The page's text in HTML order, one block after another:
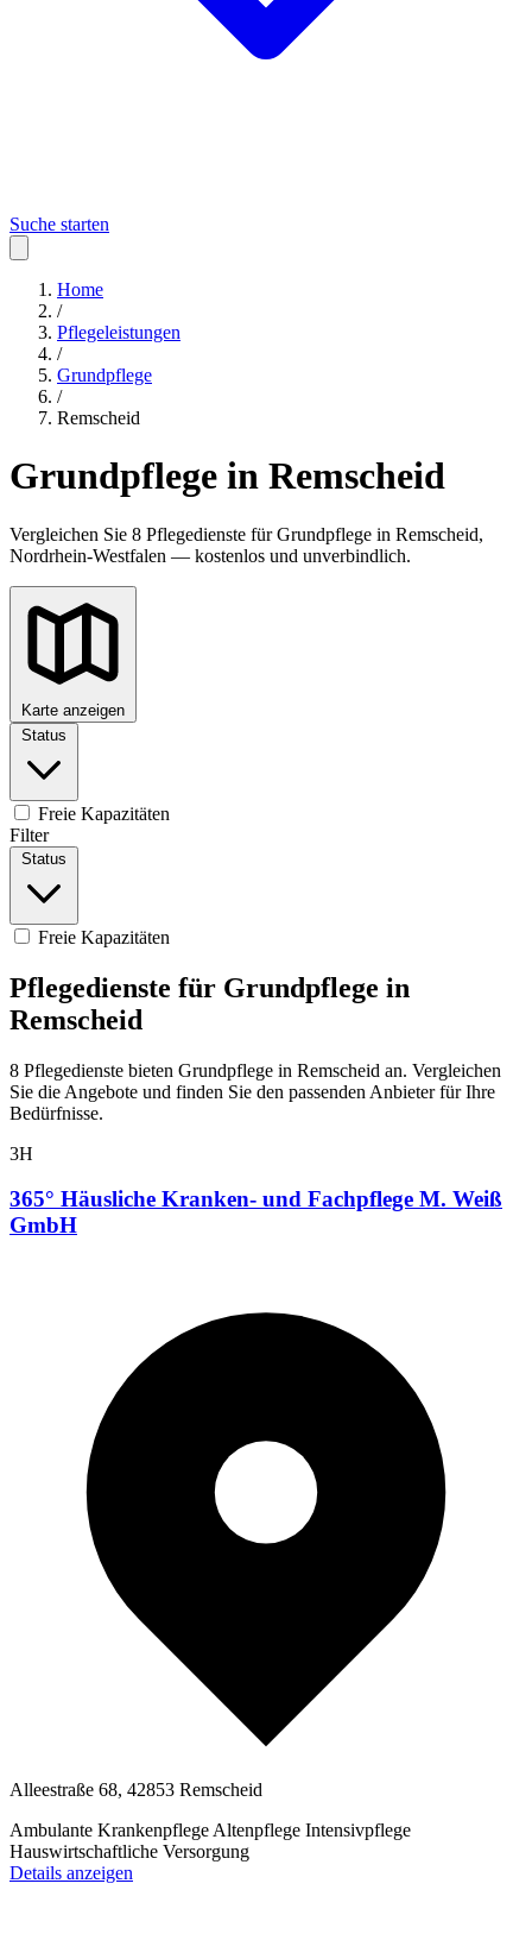
Suche starten
Home
/
Pflegeleistungen
/
Grundpflege
/
Remscheid
Grundpflege in Remscheid
Vergleichen Sie 8 Pflegedienste für Grundpflege in Remscheid,
Nordrhein-Westfalen — kostenlos und unverbindlich.
Karte anzeigen
Status
Freie Kapazitäten
Filter
Status
Freie Kapazitäten
Pflegedienste für Grundpflege in
Remscheid
8 Pflegedienste bieten Grundpflege in Remscheid an. Vergleichen
Sie die Angebote und finden Sie den passenden Anbieter für Ihre
Bedürfnisse.
3H
365° Häusliche Kranken- und Fachpflege M. Weiß
GmbH
Alleestraße 68, 42853 Remscheid
Ambulante Krankenpflege Altenpflege Intensivpflege
Hauswirtschaftliche Versorgung
Details anzeigen